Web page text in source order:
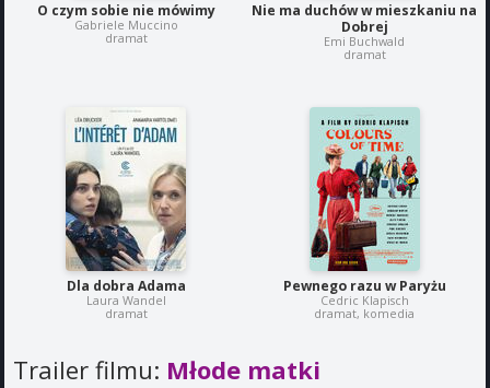
O czym sobie nie mówimy
Gabriele Muccino
dramat
Nie ma duchów w mieszkaniu na
Dobrej
Emi Buchwald
dramat
Dla dobra Adama
Laura Wandel
dramat
Pewnego razu w Paryżu
Cedric Klapisch
dramat, komedia
Trailer filmu: Młode matki